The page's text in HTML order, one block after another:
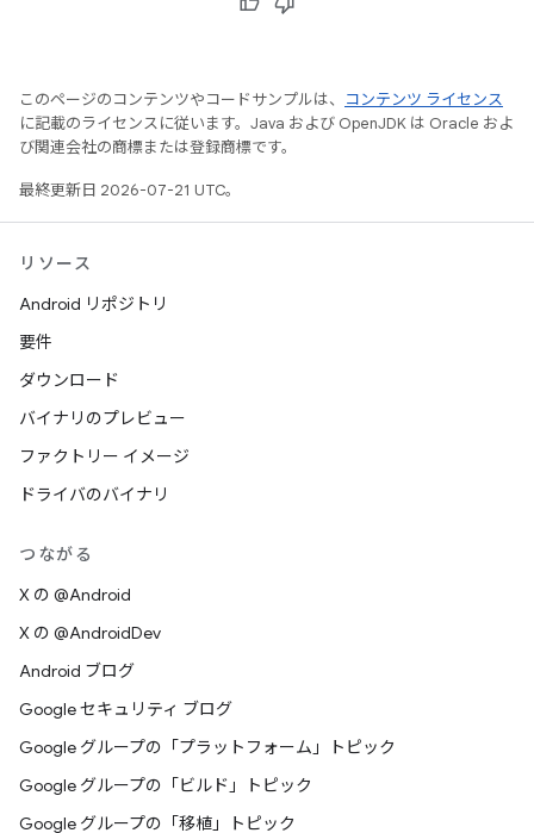
このページのコンテンツやコードサンプルは、
コンテンツ ライセンス
に記載のライセンスに従います。Java および OpenJDK は Oracle およ
び関連会社の商標または登録商標です。
最終更新日 2026-07-21 UTC。
リソース
Android リポジトリ
要件
ダウンロード
バイナリのプレビュー
ファクトリー イメージ
ドライバのバイナリ
つながる
X の @Android
X の @AndroidDev
Android ブログ
Google セキュリティ ブログ
Google グループの「プラットフォーム」トピック
Google グループの「ビルド」トピック
Google グループの「移植」トピック